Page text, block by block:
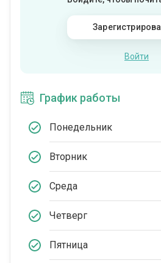
Войти
График работы
Понедельник
Вторник
Среда
Четверг
Пятница